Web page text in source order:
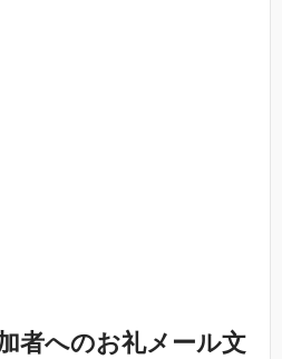
者へのお礼メール文